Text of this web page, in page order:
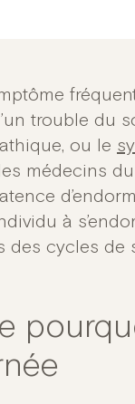
trouble du
ou le
médecins
à
des cycles de